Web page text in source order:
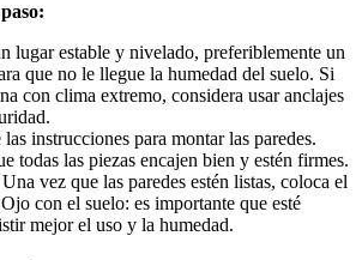
lugar estable y nivelado, preferiblemente un
que no le llegue la humedad del suelo. Si
con clima extremo, considera usar anclajes
las instrucciones para montar las paredes.
todas las piezas encajen bien y estén firmes.
Una vez que las paredes estén listas, coloca el
con el suelo: es importante que esté
mejor el uso y la humedad.